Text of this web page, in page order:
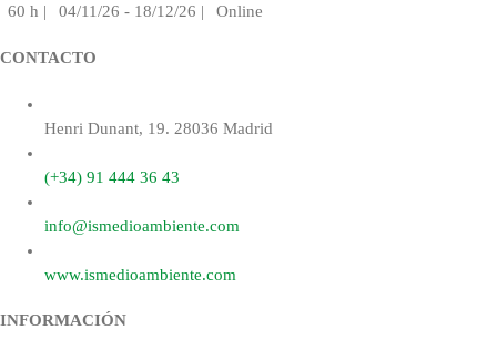
60 h | 04/11/26 - 18/12/26 | Online
CONTACTO
Henri Dunant, 19. 28036 Madrid
(+34) 91 444 36 43
info@ismedioambiente.com
www.ismedioambiente.com
INFORMACIÓN